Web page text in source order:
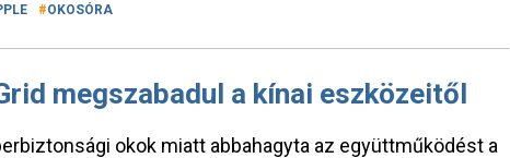
OKOSÓRA
megszabadul a kínai eszközeitől
okok miatt abbahagyta az együttműködést a